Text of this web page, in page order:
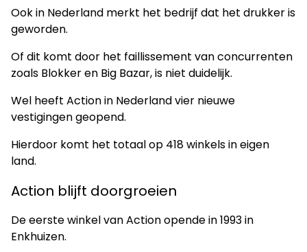
Ook in Nederland merkt het bedrijf dat het drukker is
geworden.
Of dit komt door het faillissement van concurrenten
zoals Blokker en Big Bazar, is niet duidelijk.
Wel heeft Action in Nederland vier nieuwe
vestigingen geopend.
Hierdoor komt het totaal op 418 winkels in eigen
land.
Action blijft doorgroeien
De eerste winkel van Action opende in 1993 in
Enkhuizen.